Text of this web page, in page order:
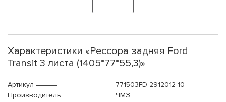
Характеристики «Рессора задняя Ford
Transit 3 листа (1405*77*55,3)»
Артикул
771503FD-2912012-10
Производитель
ЧМЗ